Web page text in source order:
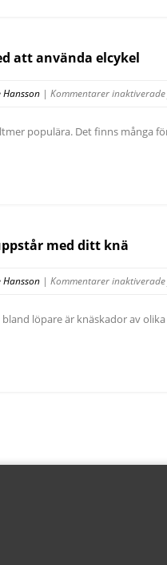
att använda elcykel
Hansson | Kommentarer inaktiverade
populära. Det finns många
med ditt knä
Hansson | Kommentarer inaktiverade
löpare är knäskador av